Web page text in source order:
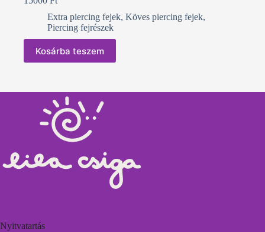
Extra piercing fejek, Köves piercing fejek,
Piercing fejrészek
Kosárba teszem
Nyitvatartás